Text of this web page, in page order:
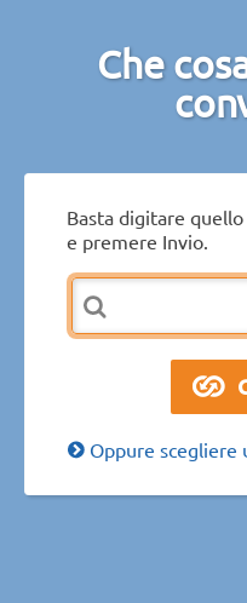
Che
Basta digitare
e premere Invio.
Oppure scegliere